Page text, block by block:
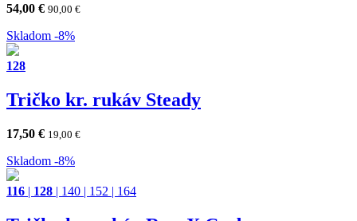
54,00 € 90,00 €
Skladom -8%
128
Tričko kr. rukáv Steady
17,50 € 19,00 €
Skladom -8%
116 | 128 | 140 | 152 | 164